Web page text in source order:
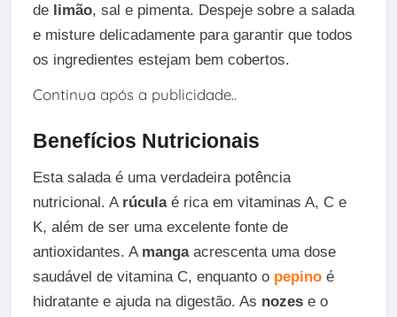
de limão, sal e pimenta. Despeje sobre a salada
e misture delicadamente para garantir que todos
os ingredientes estejam bem cobertos.
Continua após a publicidade..
Benefícios Nutricionais
Esta salada é uma verdadeira potência
nutricional. A rúculaé rica em vitaminas A, C e
K, além de ser uma excelente fonte de
antioxidantes. A mangaacrescenta uma dose
saudável de vitamina C, enquanto o pepinoé
hidratante e ajuda na digestão. As nozese o